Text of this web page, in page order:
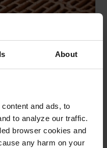
About
and ads, to
to analyze our traffic.
browser cookies and
any harm on your